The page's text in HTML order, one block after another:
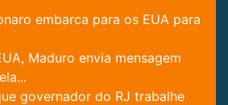
embarca para os EUA para
Maduro envia mensagem
governador do RJ trabalhe